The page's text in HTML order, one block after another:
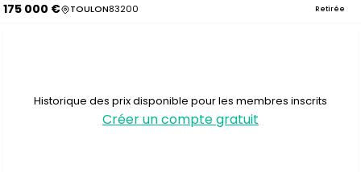
175 000 € TOULON83200 Retirée
Historique des prix disponible pour les membres inscrits
Créer un compte gratuit